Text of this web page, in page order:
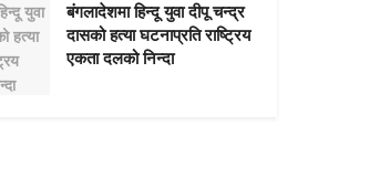
बंगलादेशमा हिन्दू युवा दीपू चन्द्र
दासको हत्या घटनाप्रति राष्ट्रिय
एकता दलको निन्दा